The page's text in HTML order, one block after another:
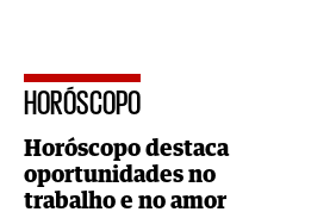
HORÓSCOPO
Horóscopo destaca
oportunidades no
trabalho e no amor